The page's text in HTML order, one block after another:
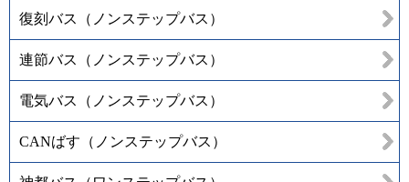
復刻バス（ノンステップバス）
連節バス（ノンステップバス）
電気バス（ノンステップバス）
CANばす（ノンステップバス）